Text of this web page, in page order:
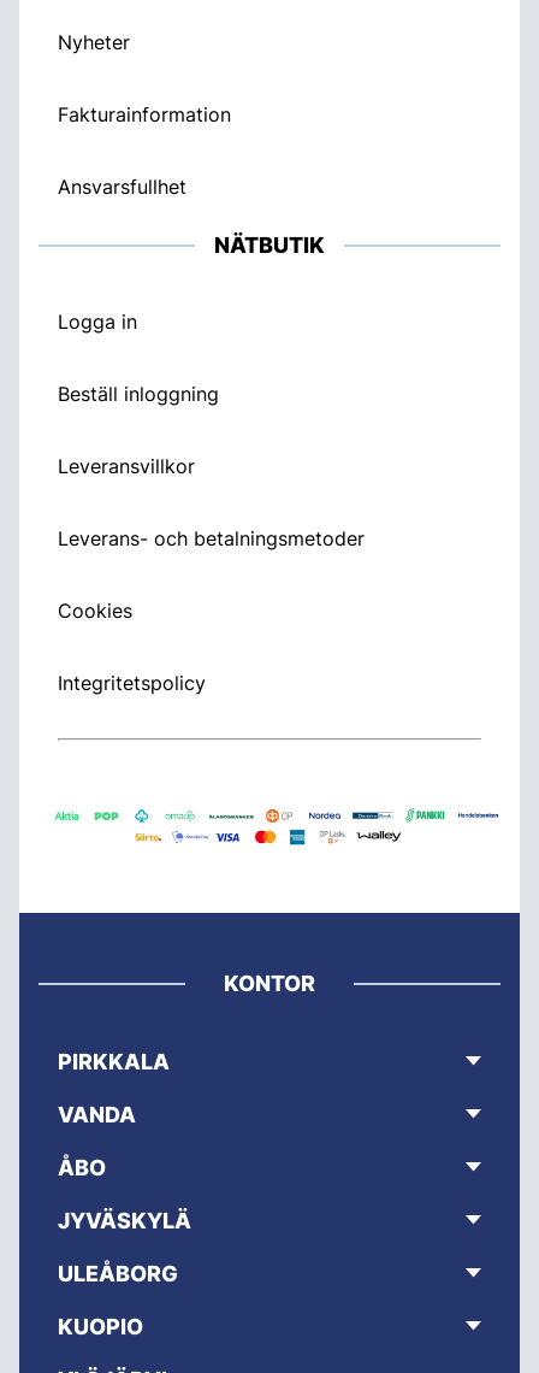
Nyheter
Fakturainformation
Ansvarsfullhet
NÄTBUTIK
Logga in
Beställ inloggning
Leveransvillkor
Leverans- och betalningsmetoder
Cookies
Integritetspolicy
KONTOR
PIRKKALA
VANDA
ÅBO
JYVÄSKYLÄ
ULEÅBORG
KUOPIO